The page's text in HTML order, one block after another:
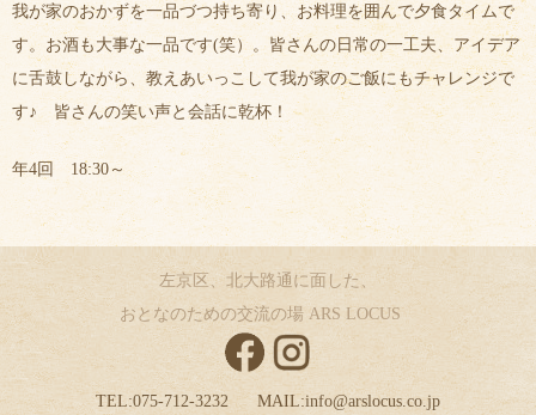
我が家のおかずを一品づつ持ち寄り、お料理を囲んで夕食タイムで
す。お酒も大事な一品です(笑）。皆さんの日常の一工夫、アイデア
に舌鼓しながら、教えあいっこして我が家のご飯にもチャレンジで
す♪ 皆さんの笑い声と会話に乾杯！
年4回 18:30～
左京区、北大路通に面した、
おとなのための交流の場 ARS LOCUS
TEL:075-712-3232 MAIL:info@arslocus.co.jp